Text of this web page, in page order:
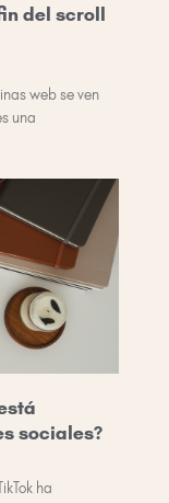
del scroll
web se ven
una
sociales?
ha